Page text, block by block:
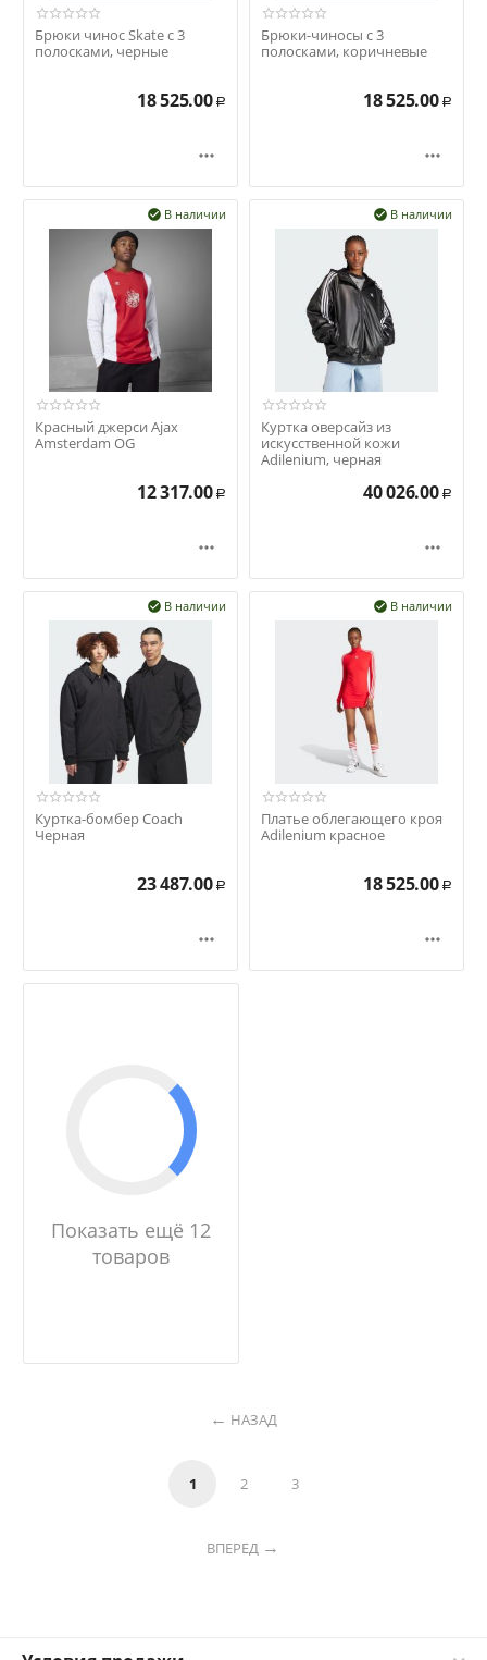
Брюки чинос Skate с 3
полосками, черные
18 525.00 Р

Брюки-чиносы с 3
полосками, коричневые
18 525.00 Р

В наличии

Красный джерси Ajax
Amsterdam OG
12 317.00 Р

В наличии

Куртка оверсайз из
искусственной кожи
Adilenium, черная
40 026.00 Р

В наличии

Куртка-бомбер Coach
Черная
23 487.00 Р

В наличии

Платье облегающего кроя
Adilenium красное
18 525.00 Р

Показать ещё 12
товаров
НАЗАД
1 2 3
ВПЕРЕД